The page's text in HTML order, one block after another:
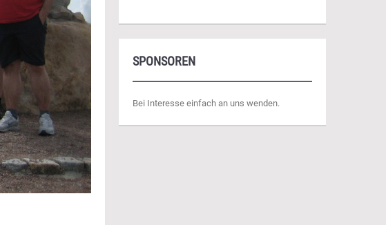
SPONSOREN
Bei Interesse einfach an uns wenden.